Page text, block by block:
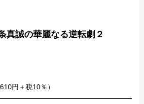
誠の華麗なる逆転劇２
610円＋税10％）